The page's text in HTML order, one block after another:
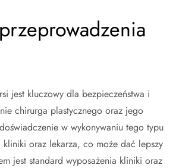
jest kluczowy dla bezpieczeństwa i
chirurga plastycznego oraz jego
w wykonywaniu tego typu
oraz lekarza, co może dać lepszy
jest standard wyposażenia kliniki oraz